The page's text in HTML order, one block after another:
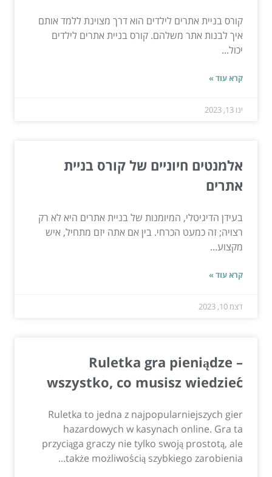
קורס בניית אתרים לילדים הוא דרך מצוינת ללמד אותם
איך לבנות אתר משלהם. קורס בניית אתרים לילדים
יכול...
קרא עוד »
ינו 13, 2023
אלמנטים חיוניים של קורס בניית
אתרים
בעידן הדיגיטלי, המיומנות של בניית אתרים היא לא רק
רצויה; זה כמעט הכרחי. בין אם אתה יזם מתחיל, איש
מקצוע...
קרא עוד »
דצמ 10, 2023
Ruletka gra pieniądze –
wszystko, co musisz wiedzieć
Ruletka to jedna z najpopularniejszych gier
hazardowych w kasynach online. Gra ta
przyciąga graczy nie tylko swoją prostotą, ale
także możliwością szybkiego zarobienia...